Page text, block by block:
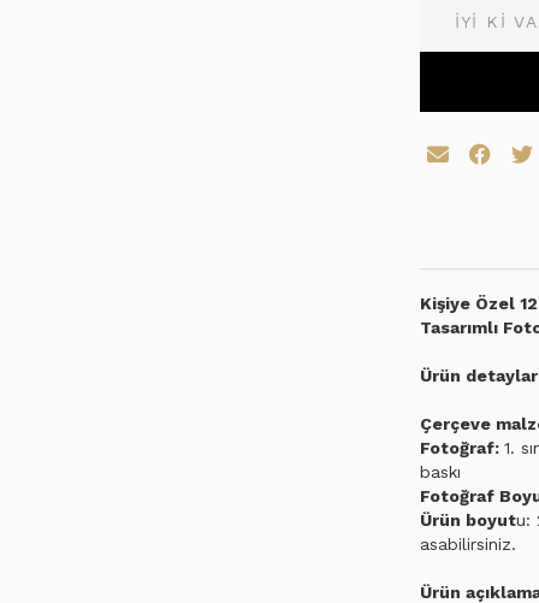
Kişiye Özel
Tasarımlı
Ürün
Çerçeve
Fotoğraf: 1.
baskı
Fotoğraf
Ürün boyutu:
asabilirsiniz.
Ürün